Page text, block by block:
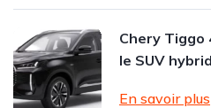
Chery Tiggo
le SUV
En savoir plus